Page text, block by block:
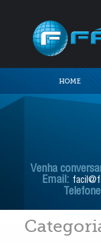
HOME
Venha
Email: